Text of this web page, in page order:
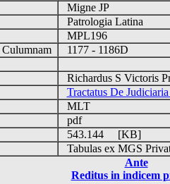
Migne JP
Patrologia Latina
MPL196
1177 - 1186D
Richardus S Victoris
Tractatus De
MLT
pdf
543.144 [KB]
Tabulas ex MGS
Ante
Reditus in indicem